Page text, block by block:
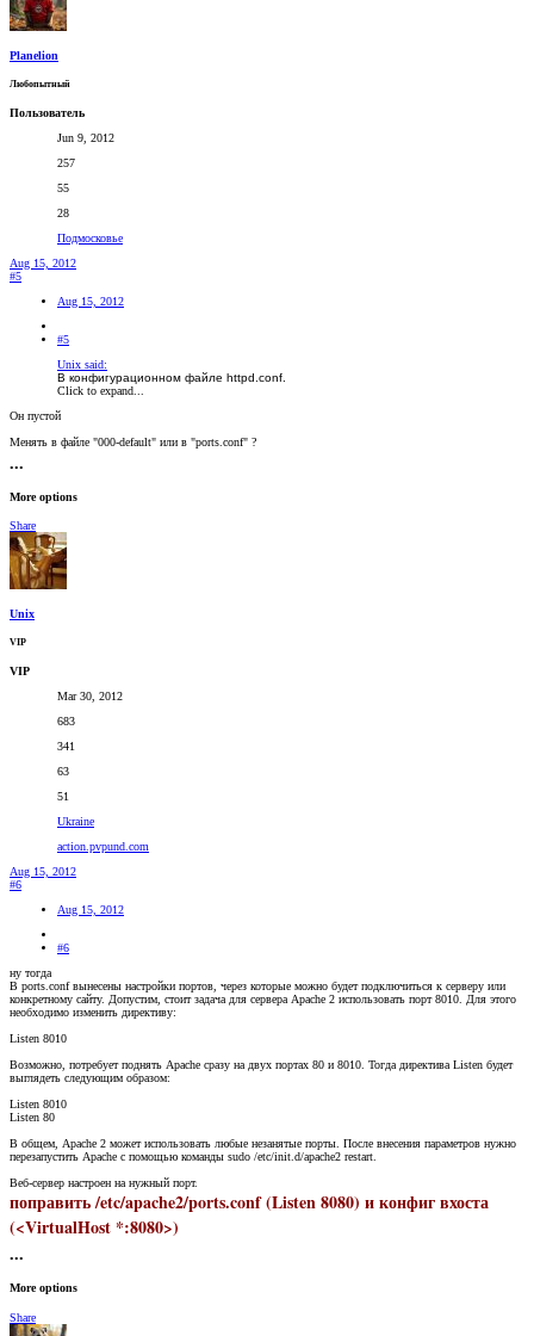
Planelion
Любопытный
Пользователь
Jun 9, 2012
257
55
28
Подмосковье
Aug 15, 2012
#5
Aug 15, 2012
#5
Unix said:
В конфигурационном файле httpd.conf.
Click to expand...
Он пустой
Менять в файле "000-default" или в "ports.conf" ?
•••
More options
Share
Unix
VIP
VIP
Mar 30, 2012
683
341
63
51
Ukraine
action.pvpund.com
Aug 15, 2012
#6
Aug 15, 2012
#6
ну тогда
В ports.conf вынесены настройки портов, через которые можно будет подключиться к серверу или
конкретному сайту. Допустим, стоит задача для сервера Apache 2 использовать порт 8010. Для этого
необходимо изменить директиву:
Listen 8010
Возможно, потребует поднять Apache сразу на двух портах 80 и 8010. Тогда директива Listen будет
выглядеть следующим образом:
Listen 8010
Listen 80
В общем, Apache 2 может использовать любые незанятые порты. После внесения параметров нужно
перезапустить Apache с помощью команды sudo /etc/init.d/apache2 restart.
Веб-сервер настроен на нужный порт.
поправить /etc/apache2/ports.conf (Listen 8080) и конфиг вхоста
(<VirtualHost *:8080>)
•••
More options
Share